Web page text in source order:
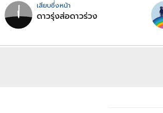
เสียบซึ่งหน้า
ดาวรุ่งส่อดาวร่วง